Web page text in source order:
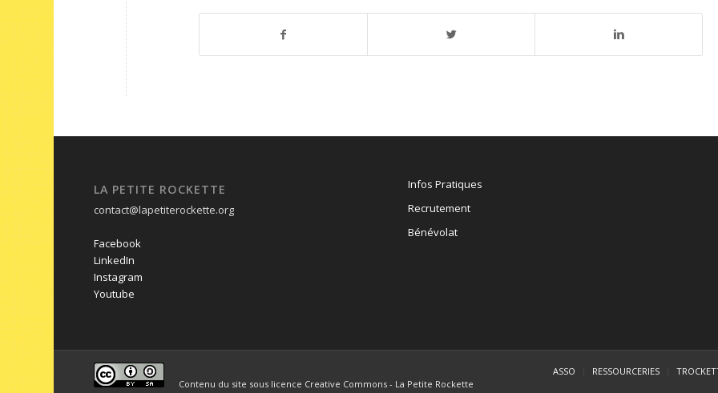
LA PETITE ROCKETTE
contact@lapetiterockette.org
Facebook
LinkedIn
Instagram
Youtube
Infos Pratiques
Recrutement
Bénévolat
Contenu du site sous licence Creative Commons - La Petite Rockette
ASSO RESSOURCERIES